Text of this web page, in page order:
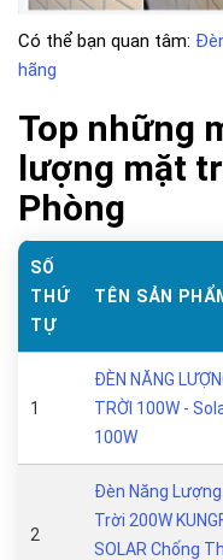
Có thể bạn quan tâm:
hãng
Top những
lượng mặt
Phòng
SỐ
THỨ
TỰ
TÊN SẢN
1
ĐÈN NĂNG
TRỜI 100W -
100W
2
Đèn Năng
Trời 200W
SOLAR Chống